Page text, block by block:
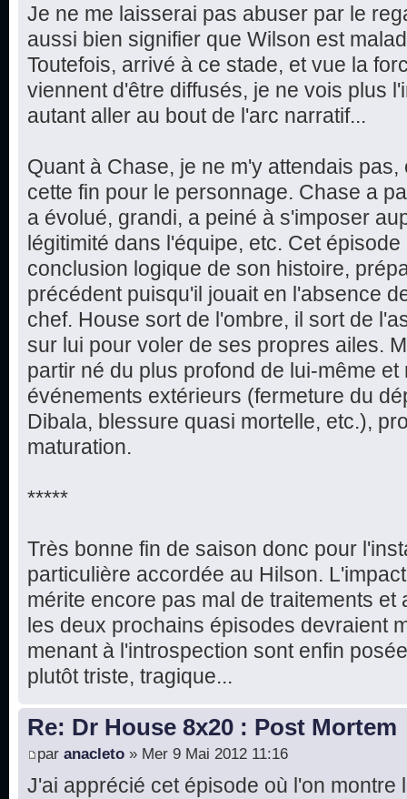
Je ne me laisserai pas abuser par le
aussi bien signifier que Wilson est
Toutefois, arrivé à ce stade, et vue la
viennent d'être diffusés, je ne vois plus
autant aller au bout de l'arc narratif...
Quant à Chase, je ne m'y attendais
cette fin pour le personnage. Chase a
a évolué, grandi, a peiné à s'imposer
légitimité dans l'équipe, etc. Cet
conclusion logique de son histoire,
précédent puisqu'il jouait en l'absence
chef. House sort de l'ombre, il sort de
sur lui pour voler de ses propres ailes.
partir né du plus profond de lui-même
événements extérieurs (fermeture du
Dibala, blessure quasi mortelle, etc.),
maturation.
*****
Très bonne fin de saison donc pour
particulière accordée au Hilson.
mérite encore pas mal de traitements
les deux prochains épisodes devraient
menant à l'introspection sont enfin
plutôt triste, tragique...
Re: Dr House 8x20 : Post Mortem
par anacleto » Mer 9 Mai 2012 11:16
J'ai apprécié cet épisode où l'on montre